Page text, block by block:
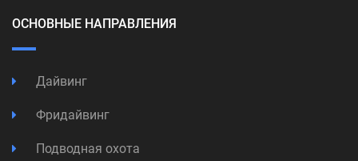
ОСНОВНЫЕ НАПРАВЛЕНИЯ
Дайвинг
Фридайвинг
Подводная охота